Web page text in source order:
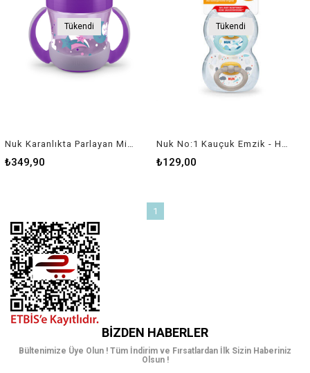
Tükendi
₺349,90
Tükendi
₺129,00
1
BIZDEN HABERLER
Bültenimize Üye Olun ! Tüm İndirim ve Fırsatlardan İlk Sizin Haberiniz
Olsun !